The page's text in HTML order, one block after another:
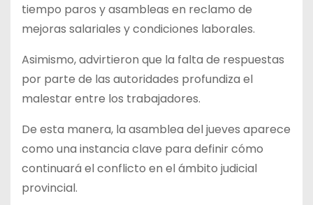
tiempo paros y asambleas en reclamo de
mejoras salariales y condiciones laborales.
Asimismo, advirtieron que la falta de respuestas
por parte de las autoridades profundiza el
malestar entre los trabajadores.
De esta manera, la asamblea del jueves aparece
como una instancia clave para definir cómo
continuará el conflicto en el ámbito judicial
provincial.